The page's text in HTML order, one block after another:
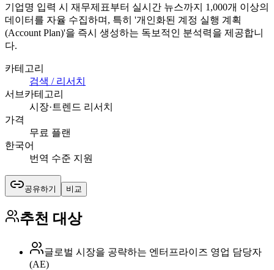
기업명 입력 시 재무제표부터 실시간 뉴스까지 1,000개 이상의
데이터를 자율 수집하며, 특히 '개인화된 계정 실행 계획
(Account Plan)'을 즉시 생성하는 독보적인 분석력을 제공합니
다.
카테고리
검색 / 리서치
서브카테고리
시장·트렌드 리서치
가격
무료 플랜
한국어
번역 수준 지원
공유하기 비교
추천 대상
글로벌 시장을 공략하는 엔터프라이즈 영업 담당자
(AE)